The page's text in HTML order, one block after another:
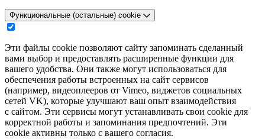
Функциональные (остальные) cookie
Эти файлы cookie позволяют сайту запоминать сделанный
вами выбор и предоставлять расширенные функции для
вашего удобства. Они также могут использоваться для
обеспечения работы встроенных на сайт сервисов
(например, видеоплееров от Vimeo, виджетов социальных
сетей VK), которые улучшают ваш опыт взаимодействия
с сайтом. Эти сервисы могут устанавливать свои cookie для
корректной работы и запоминания предпочтений. Эти
cookie активны только с вашего согласия.